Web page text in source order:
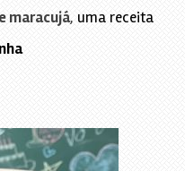
maracujá, uma receita